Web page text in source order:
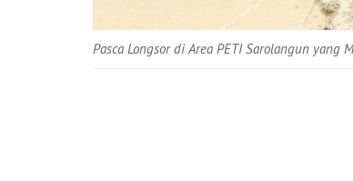
Pasca Longsor di Area PETI Sarolangun yang